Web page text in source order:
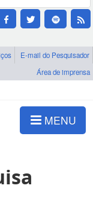
E-mail do Pesquisador
Área de imprensa
MENU